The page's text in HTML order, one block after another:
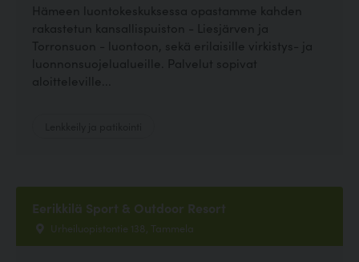
Hämeen luontokeskuksessa opastamme kahden
rakastetun kansallispuiston - Liesjärven ja
Torronsuon - luontoon, sekä erilaisille virkistys- ja
luonnonsuojelualueille. Palvelut sopivat
aloitteleville...
Eerikkilä Sport & Outdoor Resort
Urheiluopistontie 138, Tammela